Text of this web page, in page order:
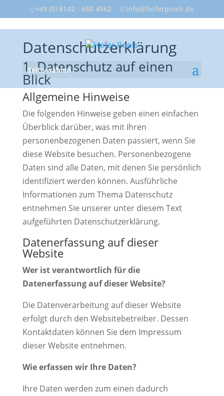
+49 (0) 8142 - 650 4562 info@hoferpools.de
Seite wählen
Datenschutzerklärung
1. Datenschutz auf einen
Blick
Allgemeine Hinweise
Die folgenden Hinweise geben einen einfachen
Überblick darüber, was mit Ihren
personenbezogenen Daten passiert, wenn Sie
diese Website besuchen. Personenbezogene
Daten sind alle Daten, mit denen Sie persönlich
identifiziert werden können. Ausführliche
Informationen zum Thema Datenschutz
entnehmen Sie unserer unter diesem Text
aufgeführten Datenschutzerklärung.
Datenerfassung auf dieser
Website
Wer ist verantwortlich für die
Datenerfassung auf dieser Website?
Die Datenverarbeitung auf dieser Website
erfolgt durch den Websitebetreiber. Dessen
Kontaktdaten können Sie dem Impressum
dieser Website entnehmen.
Wie erfassen wir Ihre Daten?
Ihre Daten werden zum einen dadurch